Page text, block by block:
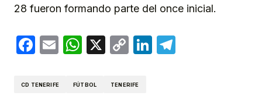
28 fueron formando parte del once inicial.
Facebook
EmailWhatsApp
X
CopyLinkedIn
CD TENERIFE FÚTBOL TENERIFE